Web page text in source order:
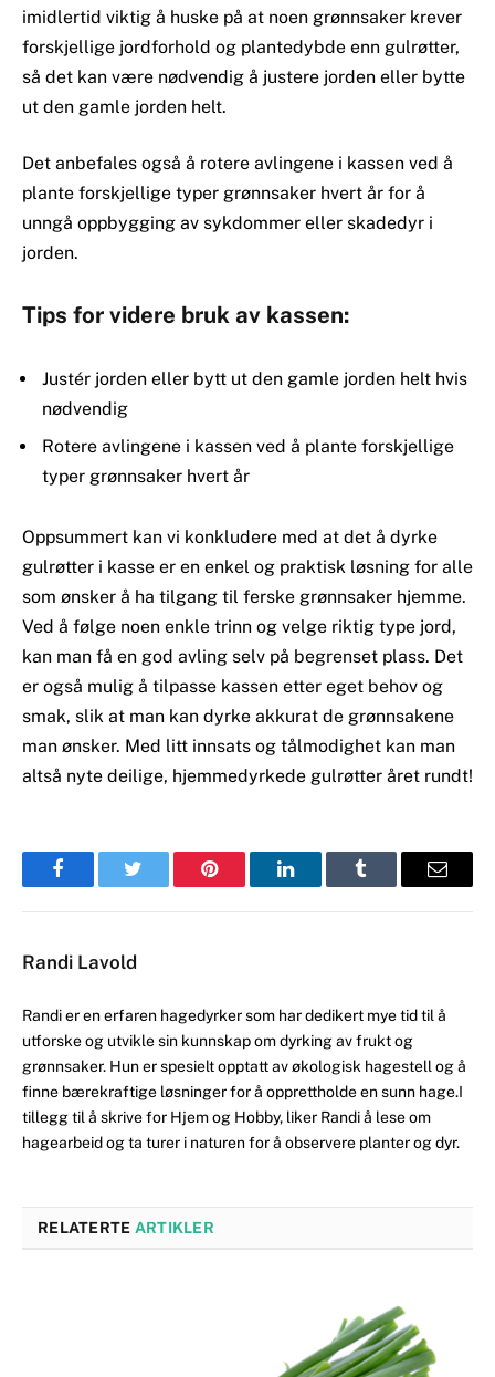
imidlertid viktig å huske på at noen grønnsaker krever
forskjellige jordforhold og plantedybde enn gulrøtter,
så det kan være nødvendig å justere jorden eller bytte
ut den gamle jorden helt.
Det anbefales også å rotere avlingene i kassen ved å
plante forskjellige typer grønnsaker hvert år for å
unngå oppbygging av sykdommer eller skadedyr i
jorden.
Tips for videre bruk av kassen:
Justér jorden eller bytt ut den gamle jorden helt hvis
nødvendig
Rotere avlingene i kassen ved å plante forskjellige
typer grønnsaker hvert år
Oppsummert kan vi konkludere med at det å dyrke
gulrøtter i kasse er en enkel og praktisk løsning for alle
som ønsker å ha tilgang til ferske grønnsaker hjemme.
Ved å følge noen enkle trinn og velge riktig type jord,
kan man få en god avling selv på begrenset plass. Det
er også mulig å tilpasse kassen etter eget behov og
smak, slik at man kan dyrke akkurat de grønnsakene
man ønsker. Med litt innsats og tålmodighet kan man
altså nyte deilige, hjemmedyrkede gulrøtter året rundt!
FacebookTwitter Pinterest LinkedInTumblr Email
Randi Lavold
Randi er en erfaren hagedyrker som har dedikert mye tid til å
utforske og utvikle sin kunnskap om dyrking av frukt og
grønnsaker. Hun er spesielt opptatt av økologisk hagestell og å
finne bærekraftige løsninger for å opprettholde en sunn hage.I
tillegg til å skrive for Hjem og Hobby, liker Randi å lese om
hagearbeid og ta turer i naturen for å observere planter og dyr.
RELATERTE ARTIKLER